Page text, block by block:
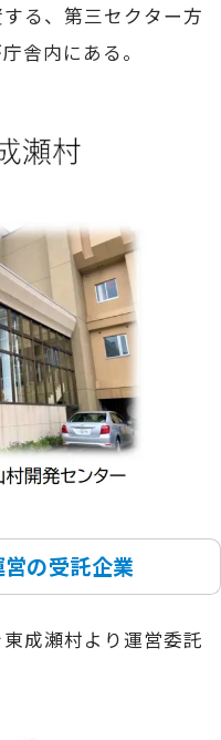
る、第三セクター方
舎内にある。
の受託企業
成瀬村より運営委託